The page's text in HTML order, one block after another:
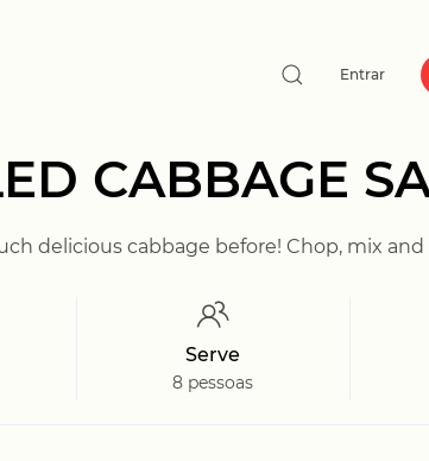
Entrar
CABBAGE
delicious cabbage before! Chop, mix and
Serve
8 pessoas